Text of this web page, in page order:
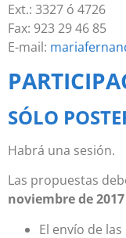
Ext.: 3327 ó 4726
Fax: 923 29 46 85
E-mail:
SÓLO
Habrá una sesión.
Las propuestas
noviembre de 2017
El envío de